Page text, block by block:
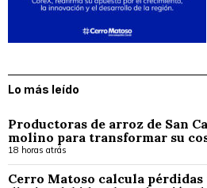
Lo más leído
Productoras de arroz de San
molino para transformar su
18 horas atrás
Cerro Matoso calcula